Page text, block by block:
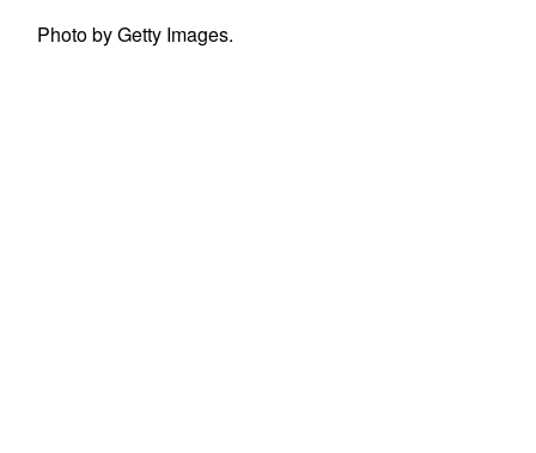
Photo by Getty Images.